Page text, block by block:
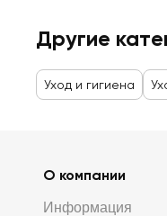
Другие
Уход и гигиена
О компании
Информация